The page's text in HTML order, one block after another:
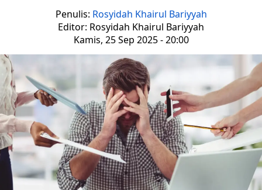
Penulis: Rosyidah Khairul Bariyyah
Editor: Rosyidah Khairul Bariyyah
Kamis, 25 Sep 2025 - 20:00